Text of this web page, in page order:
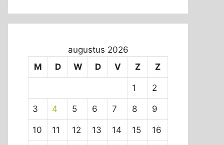
augustus 2026
M
D W D V Z Z
1 2
3 4 5 6 7 8 9
10 11 12 13 14 15 16